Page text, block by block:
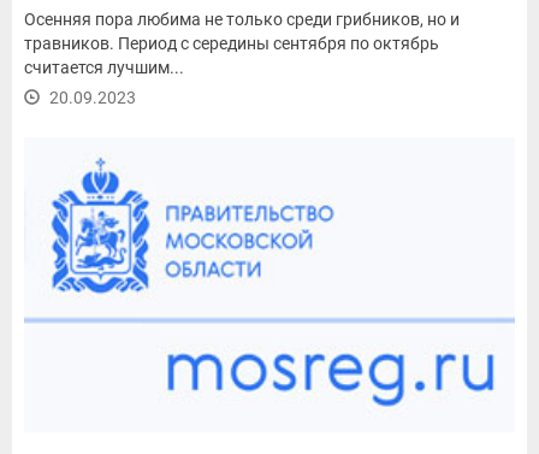
Осенняя пора любима не только среди грибников, но и
травников. Период с середины сентября по октябрь
считается лучшим...
20.09.2023